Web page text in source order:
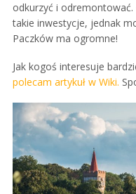
odkurzyć i
takie inwestycje, jednak
Paczków ma ogromne!
Jak kogoś interesuje
polecam artykuł w Wiki.